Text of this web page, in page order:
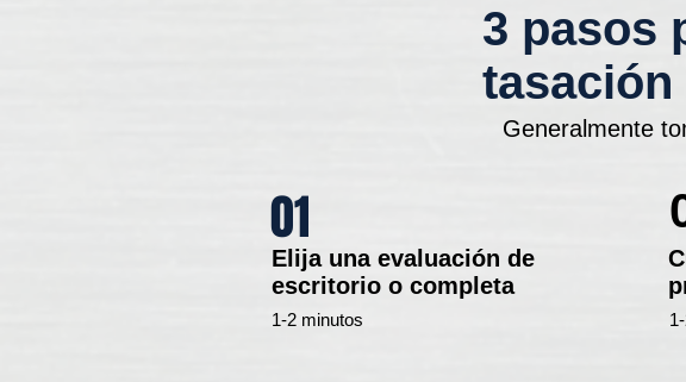
3 pasos
tasación
Generalmente
Elija una evaluación de
escritorio o completa
01
1-2 minutos